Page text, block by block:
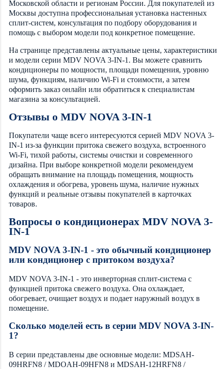
Московской области и регионам России. Для покупателей из
Москвы доступна профессиональная установка настенных
сплит-систем, консультация по подбору оборудования и
помощь с выбором модели под конкретное помещение.
На странице представлены актуальные цены, характеристики
и модели серии MDV NOVA 3-IN-1. Вы можете сравнить
кондиционеры по мощности, площади помещения, уровню
шума, функциям, наличию Wi-Fi и стоимости, а затем
оформить заказ онлайн или обратиться к специалистам
магазина за консультацией.
Отзывы о MDV NOVA 3-IN-1
Покупатели чаще всего интересуются серией MDV NOVA 3-
IN-1 из-за функции притока свежего воздуха, встроенного
Wi-Fi, тихой работы, системы очистки и современного
дизайна. При выборе конкретной модели рекомендуем
обращать внимание на площадь помещения, мощность
охлаждения и обогрева, уровень шума, наличие нужных
функций и реальные отзывы покупателей в карточках
товаров.
Вопросы о кондиционерах MDV NOVA 3-
IN-1
MDV NOVA 3-IN-1 - это обычный кондиционер
или кондиционер с притоком воздуха?
MDV NOVA 3-IN-1 - это инверторная сплит-система с
функцией притока свежего воздуха. Она охлаждает,
обогревает, очищает воздух и подает наружный воздух в
помещение.
Сколько моделей есть в серии MDV NOVA 3-IN-
1?
В серии представлены две основные модели: MDSAH-
09HRFN8 / MDOAH-09HFN8 и MDSAH-12HRFN8 /